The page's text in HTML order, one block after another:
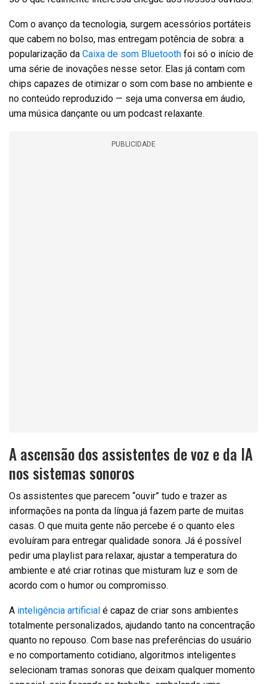
Com o avanço da tecnologia, surgem acessórios portáteis
que cabem no bolso, mas entregam potência de sobra: a
popularização da Caixa de som Bluetooth foi só o início de
uma série de inovações nesse setor. Elas já contam com
chips capazes de otimizar o som com base no ambiente e
no conteúdo reproduzido — seja uma conversa em áudio,
uma música dançante ou um podcast relaxante.
PUBLICIDADE
A ascensão dos assistentes de voz e da IA
nos sistemas sonoros
Os assistentes que parecem “ouvir” tudo e trazer as
informações na ponta da língua já fazem parte de muitas
casas. O que muita gente não percebe é o quanto eles
evoluíram para entregar qualidade sonora. Já é possível
pedir uma playlist para relaxar, ajustar a temperatura do
ambiente e até criar rotinas que misturam luz e som de
acordo com o humor ou compromisso.
A inteligência artificial é capaz de criar sons ambientes
totalmente personalizados, ajudando tanto na concentração
quanto no repouso. Com base nas preferências do usuário
e no comportamento cotidiano, algoritmos inteligentes
selecionam tramas sonoras que deixam qualquer momento